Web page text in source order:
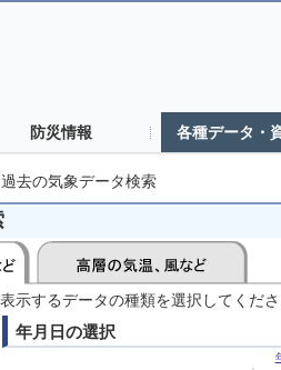
防災情報 各種データ・
過去の気象データ検索
示するデータの種類を選択してくだ
年月日の選択